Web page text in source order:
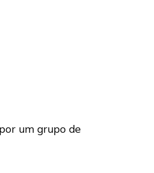
um grupo de